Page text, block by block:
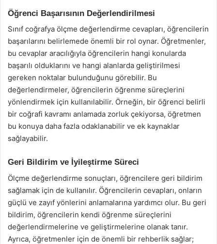
Öğrenci Başarısının Değerlendirilmesi
Sınıf coğrafya ölçme değerlendirme cevapları, öğrencilerin
başarılarını belirlemede önemli bir rol oynar. Öğretmenler,
bu cevaplar aracılığıyla öğrencilerin hangi konularda
başarılı olduklarını ve hangi alanlarda geliştirilmesi
gereken noktalar bulunduğunu görebilir. Bu
değerlendirmeler, öğrencilerin öğrenme süreçlerini
yönlendirmek için kullanılabilir. Örneğin, bir öğrenci belirli
bir coğrafi kavramı anlamada zorluk çekiyorsa, öğretmen
bu konuya daha fazla odaklanabilir ve ek kaynaklar
sağlayabilir.
Geri Bildirim ve İyileştirme Süreci
Ölçme değerlendirme sonuçları, öğrencilere geri bildirim
sağlamak için de kullanılır. Öğrencilerin cevapları, onların
güçlü ve zayıf yönlerini anlamalarına yardımcı olur. Bu geri
bildirim, öğrencilerin kendi öğrenme süreçlerini
değerlendirmelerine ve geliştirmelerine olanak tanır.
Ayrıca, öğretmenler için de önemli bir rehberlik sağlar;